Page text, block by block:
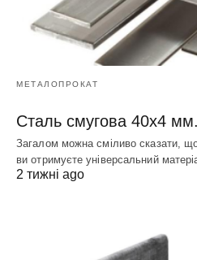
МЕТАЛОПРОКАТ
Сталь смугова 40х4
Загалом можна сміливо сказати,
ви отримуєте універсальний
2 тижні ago